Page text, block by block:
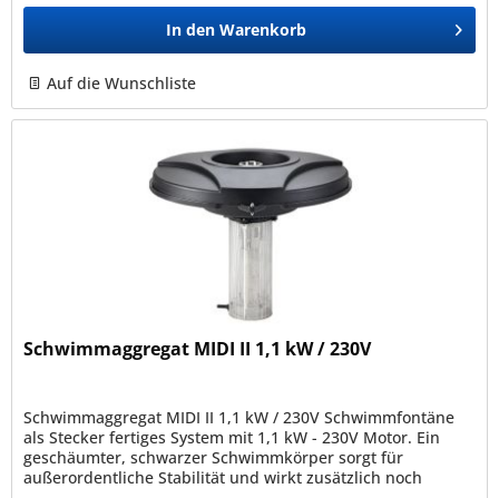
In den Warenkorb
Auf die Wunschliste
Schwimmaggregat MIDI II 1,1 kW / 230V
Schwimmaggregat MIDI II 1,1 kW / 230V Schwimmfontäne
als Stecker fertiges System mit 1,1 kW - 230V Motor. Ein
geschäumter, schwarzer Schwimmkörper sorgt für
außerordentliche Stabilität und wirkt zusätzlich noch